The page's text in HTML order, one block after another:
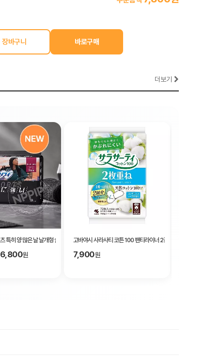
더보기
특히 양 많은 날 날개형 슬림타입 26cm 19개입
6,800원
고바야시 사라사티 코튼 100 팬티라이너 2겹 프래그런스 비누향 72매
7,900원